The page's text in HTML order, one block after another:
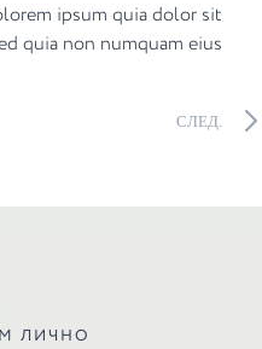
ipsum quia dolor sit
quia non numquam eius
СЛЕД.
ЛИЧНО